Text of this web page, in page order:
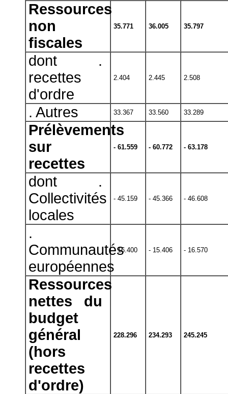
Ressources
non
fiscales
35.771 36.005 35.797
dont .
recettes
d'ordre
2.404 2.445 2.508
. Autres 33.367 33.560 33.289
Prélèvements
sur
recettes
- 61.559 - 60.772 - 63.178
dont .
Collectivités
locales
- 45.159 - 45.366 - 46.608
.
Communautés
européennes
- 16.400 - 15.406 - 16.570
Ressources
nettes du
budget
général
(hors
recettes
d'ordre)
228.296 234.293 245.245